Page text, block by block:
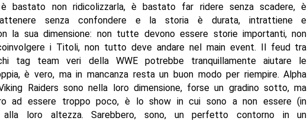
bastato non ridicolizzarla, è bastato far ridere senza scadere, è
senza confondere e la storia è durata, intrattiene e
la sua dimensione: non tutte devono essere storie importanti, non
i Titoli, non tutto deve andare nel main event. Il feud tra
tag team veri della WWE potrebbe tranquillamente aiutare le
è vero, ma in mancanza resta un buon modo per riempire. Alpha
Raiders sono nella loro dimensione, forse un gradino sotto, ma
ad essere troppo poco, è lo show in cui sono a non essere (in
alla loro altezza. Sarebbero, sono, un perfetto contorno in un